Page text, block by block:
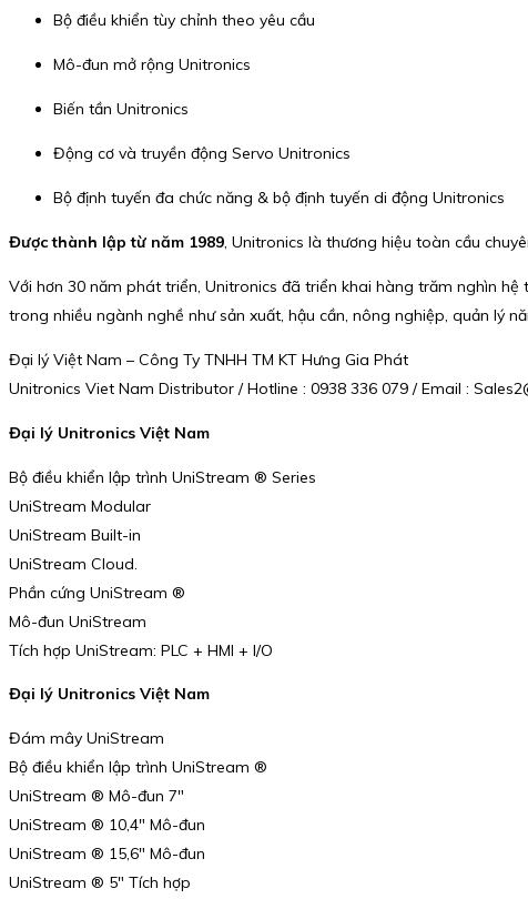
Bộ điều khiển tùy chỉnh theo yêu cầu
Mô-đun mở rộng Unitronics
Biến tần Unitronics
Động cơ và truyền động Servo Unitronics
Bộ định tuyến đa chức năng & bộ định tuyến di động Unitronics
Được thành lập từ năm 1989, Unitronics là thương hiệu toàn cầu
Với hơn 30 năm phát triển, Unitronics đã triển khai hàng trăm nghìn
trong nhiều ngành nghề như sản xuất, hậu cần, nông nghiệp, quản lý
Đại lý Việt Nam – Công Ty TNHH TM KT Hưng Gia Phát
Unitronics Viet Nam Distributor / Hotline : 0938 336 079 / Email :
Đại lý Unitronics Việt Nam
Bộ điều khiển lập trình UniStream ® Series
UniStream Modular
UniStream Built-in
UniStream Cloud.
Phần cứng UniStream ®
Mô-đun UniStream
Tích hợp UniStream: PLC + HMI + I/O
Đại lý Unitronics Việt Nam
Đám mây UniStream
Bộ điều khiển lập trình UniStream ®
UniStream ® Mô-đun 7″
UniStream ® 10,4″ Mô-đun
UniStream ® 15,6″ Mô-đun
UniStream ® 5″ Tích hợp